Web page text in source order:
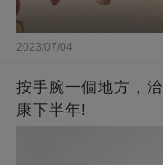
2023/07/04
按手腕一個地方，
康下半年!